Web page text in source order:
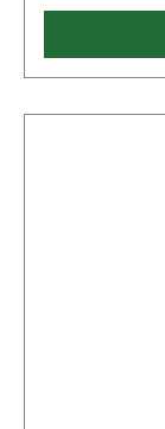
schnellen